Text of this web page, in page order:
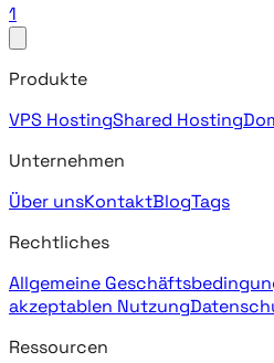
1
Produkte
VPS HostingShared Hosting
Unternehmen
Über unsKontaktBlogTags
Rechtliches
Allgemeine
akzeptablen Nutzung
Ressourcen